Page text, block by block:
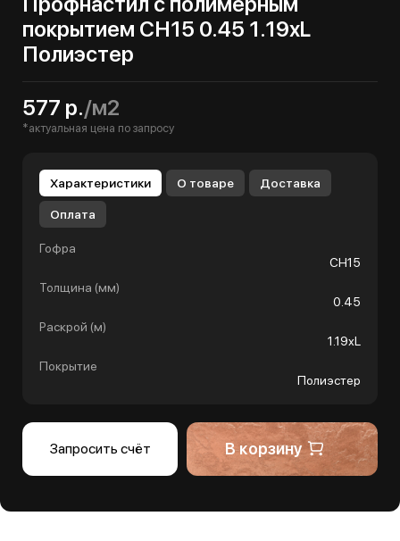
покрытием СН15 0.45 1.19хL
Полиэстер
577 р./м2
*актуальная цена по запросу
Характеристики О товаре Доставка
Оплата
Гофра
СН15
Толщина (мм)
0.45
Раскрой (м)
1.19хL
Покрытие
Полиэстер
Запросить счёт В корзину